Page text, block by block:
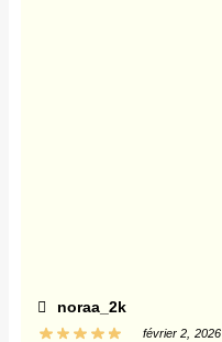
noraa_2k
février 2, 2026